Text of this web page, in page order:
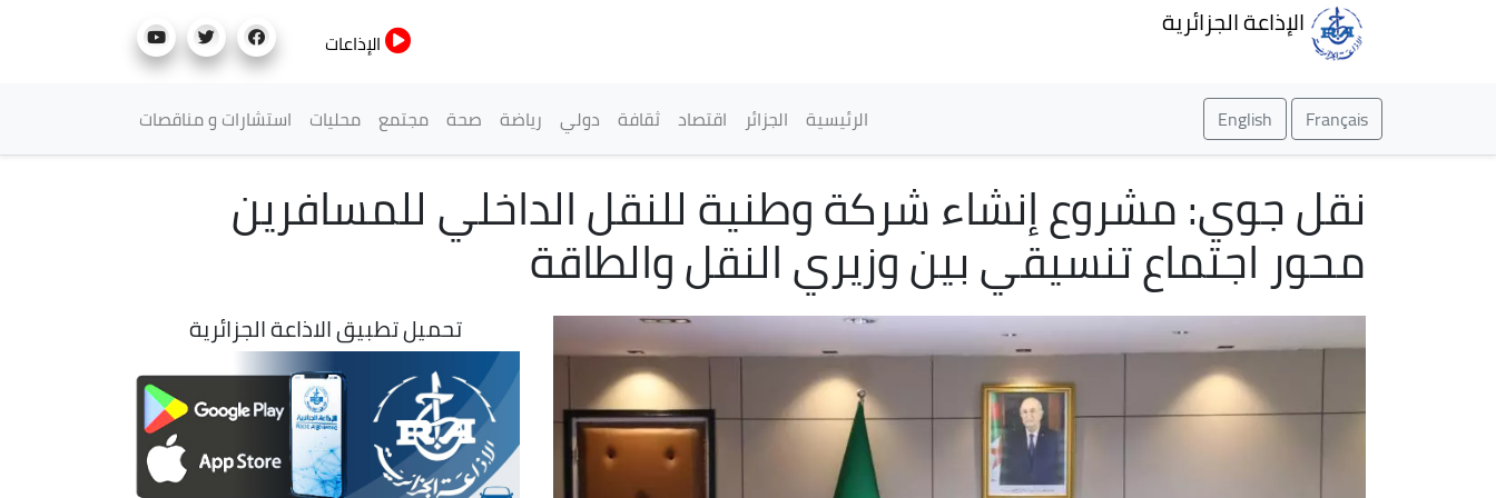
الإذاعة الجزائرية
الإذاعات
Français
English القائمة الرئيسية
الرئيسية الجزائر اقتصاد ثقافة دولي رياضة صحة مجتمع محليات استشارات و مناقصات
نقل جوي: مشروع إنشاء شركة وطنية للنقل الداخلي للمسافرين
محور اجتماع تنسيقي بين وزيري النقل والطاقة
تحميل تطبيق الاذاعة الجزائرية